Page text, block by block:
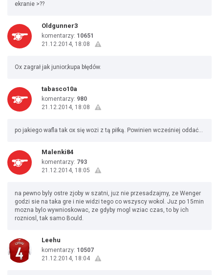
ekranie >??
Oldgunner3
komentarzy: 10651
21.12.2014, 18:08
Ox zagrał jak junior;kupa błędów.
tabasco10a
komentarzy: 980
21.12.2014, 18:08
po jakiego wafla tak ox się wozi z tą piłką. Powinien wcześniej oddać...
Malenki84
komentarzy: 793
21.12.2014, 18:05
na pewno byly ostre zjoby w szatni, juz nie przesadzajmy, ze Wenger
godzi sie na taka gre i nie widzi tego co wszyscy wokol. Juz po 15min
mozna bylo wywnioskowac, ze gdyby mogl wziac czas, to by ich
rozniosl, tak samo Bould.
Leehu
komentarzy: 10507
21.12.2014, 18:04